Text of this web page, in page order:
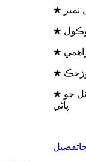
★ درخواست: پيئڻ جو پاڻي، سوئمنگ پول، نل جو
پاڻي
تفصيل